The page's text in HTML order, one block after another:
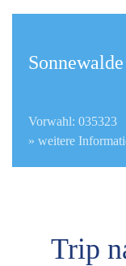
Sonnewalde
Vorwahl: 035323
» weitere
Trip